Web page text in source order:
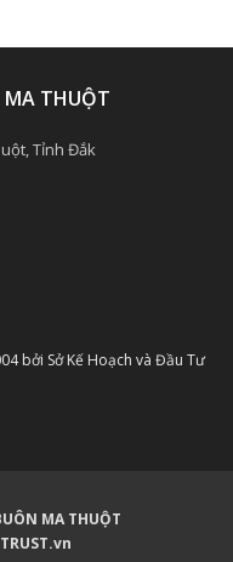
THUỘT
Tỉnh Đắk
bởi Sở Kế Hoạch và Đầu Tư
MA THUỘT
TRUST.vn